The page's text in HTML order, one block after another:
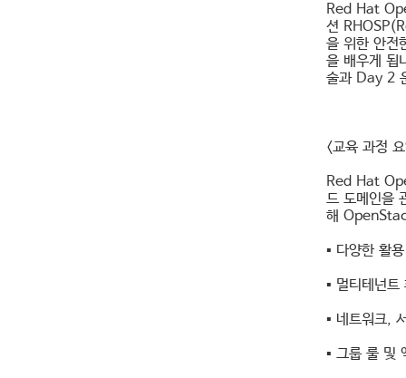
Red Hat
션
을 위한 안전
을 배우게 됩
술과 Day 2
<교육 과정
Red Hat
드 도메인을
해
▪ 다양한 활
▪ 멀티테넌
▪ 네트워크,
▪ 그룹 룰 및